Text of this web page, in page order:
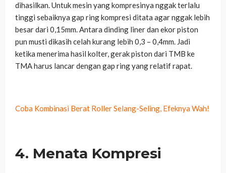
dihasilkan. Untuk mesin yang kompresinya nggak terlalu
tinggi sebaiknya gap ring kompresi ditata agar nggak lebih
besar dari 0,15mm. Antara dinding liner dan ekor piston
pun musti dikasih celah kurang lebih 0,3 – 0,4mm. Jadi
ketika menerima hasil kolter, gerak piston dari TMB ke
TMA harus lancar dengan gap ring yang relatif rapat.
Coba Kombinasi Berat Roller Selang-Seling, Efeknya Wah!
4. Menata Kompresi